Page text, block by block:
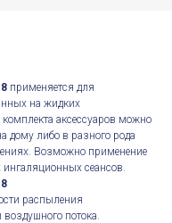
применяется для
на жидких
аксессуаров можно
дому либо в разного рода
Возможно применение
ингаляционных сеансов.
распыления
потока.